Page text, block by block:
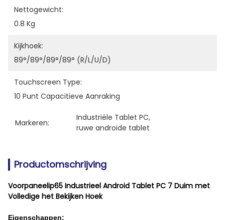
Nettogewicht:
0.8 Kg
Kijkhoek:
89°/89°/89°/89° (R/L/U/D)
Touchscreen Type:
10 Punt Capacitieve Aanraking
Markeren:
Industriële Tablet PC,
ruwe androïde tablet
Productomschrijving
Voorpaneelip65 Industrieel Android Tablet PC 7 Duim met
Volledige het Bekijken Hoek
Eigenschappen: